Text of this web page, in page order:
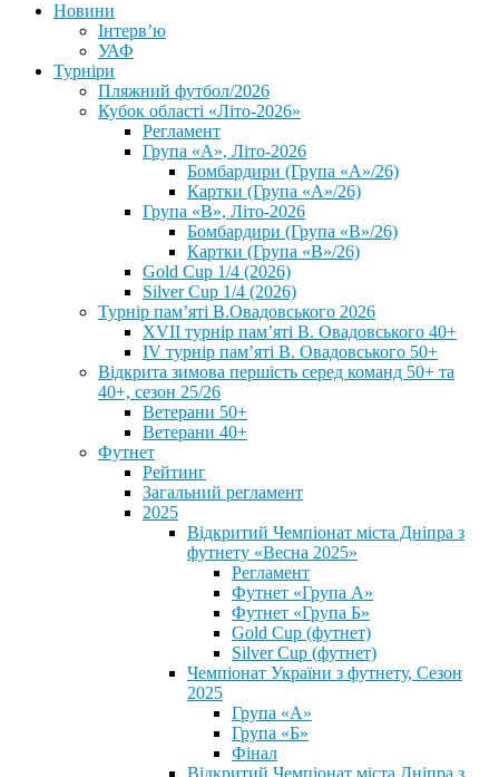
Новини
Інтерв’ю
УАФ
Турніри
Пляжний футбол/2026
Кубок області «Літо-2026»
Регламент
Група «А», Літо-2026
Бомбардири (Група «А»/26)
Картки (Група «А»/26)
Група «В», Літо-2026
Бомбардири (Група «В»/26)
Картки (Група «В»/26)
Gold Cup 1/4 (2026)
Silver Cup 1/4 (2026)
Турнір пам’яті В.Овадовського 2026
XVII турнір пам’яті В. Овадовського 40+
IV турнір пам’яті В. Овадовського 50+
Відкрита зимова першість серед команд 50+ та
40+, сезон 25/26
Ветерани 50+
Ветерани 40+
Футнет
Рейтинг
Загальний регламент
2025
Відкритий Чемпіонат міста Дніпра з
футнету «Весна 2025»
Регламент
Футнет «Група А»
Футнет «Група Б»
Gold Cup (футнет)
Silver Cup (футнет)
Чемпіонат України з футнету, Сезон
2025
Група «А»
Група «Б»
Фінал
Відкритий Чемпіонат міста Дніпра з